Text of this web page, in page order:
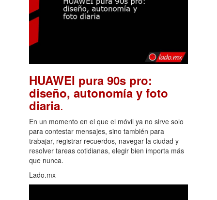
HUAWEI pura 90s pro:
diseño, autonomía y foto
diaria.
En un momento en el que el móvil ya no sirve solo
para contestar mensajes, sino también para
trabajar, registrar recuerdos, navegar la ciudad y
resolver tareas cotidianas, elegir bien importa más
que nunca.
Lado.mx